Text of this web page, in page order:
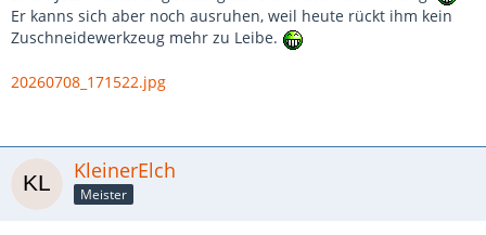
Er kanns sich aber noch ausruhen, weil heute rückt ihm kein
Zuschneidewerkzeug mehr zu Leibe.
20260708_171522.jpg
KleinerElch
Meister